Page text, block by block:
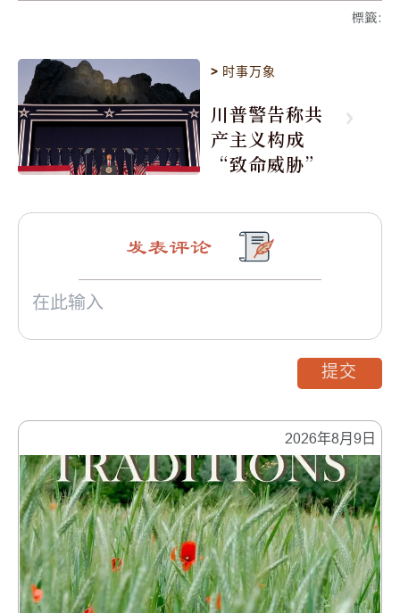
標籤:
> 时事万象
川普警告称共
产主义构成
“致命威胁”
2026年8月9日
发表评论
提交